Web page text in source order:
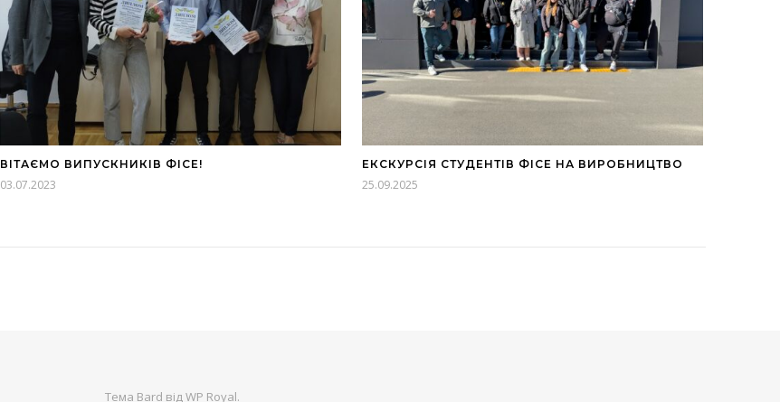
ВІТАЄМО ВИПУСКНИКІВ ФІСЕ!
03.07.2023
ЕКСКУРСІЯ СТУДЕНТІВ ФІСЕ НА ВИРОБНИЦТВО
25.09.2025
Тема Bard відWP Royal.